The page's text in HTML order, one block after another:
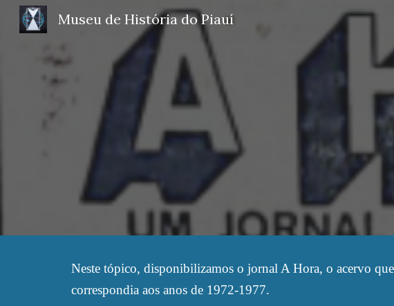
Skip to main content
Museu de História do Piauí
Neste tópico, disponibilizamos o jornal A Hora, o acervo
correspondia aos anos de 1972-1977.